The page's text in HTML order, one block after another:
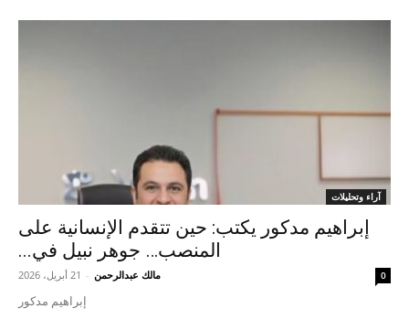
آراء وتحليلات
إبراهيم مدكور يكتب: حين تتقدم الإنسانية على
المنصب… جوهر نبيل في...
مالك عبدالرحمن - 21 أبريل، 2026 0
إبراهيم مدكور